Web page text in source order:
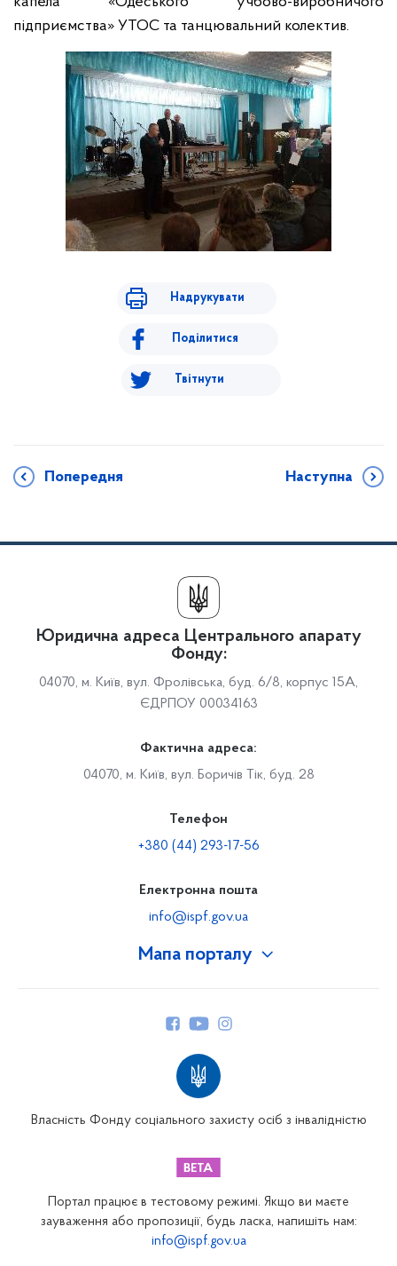
підприємства» УТОС та танцювальний колектив.
Надрукувати
Поділитися
Твітнути
Попередня Наступна
Мапа порталу
Закарпатське відділення
Запорізьке відділення
Юридична адреса Центрального апарату
Фонду:
04070, м. Київ, вул. Фролівська, буд. 6/8, корпус 15А,
ЄДРПОУ 00034163
Фактична адреса:
04070, м. Київ, вул. Боричів Тік, буд. 28
Телефон
+380 (44) 293-17-56
Електронна пошта
info@ispf.gov.ua
Власність Фонду соціального захисту осіб з інвалідністю
Портал працює в тестовому режимі. Якщо ви маєте
зауваження або пропозиції, будь ласка, напишіть нам:
info@ispf.gov.ua